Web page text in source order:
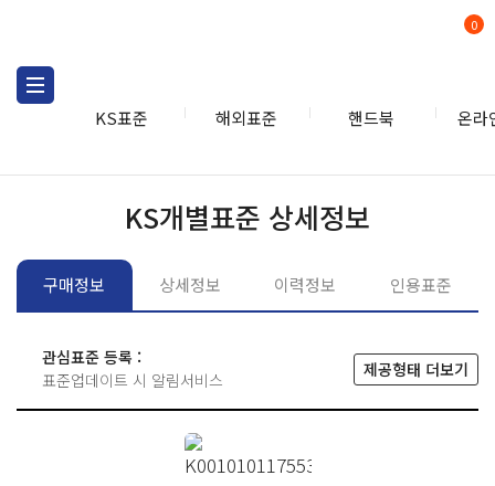
KS표준 해외표준 핸드북 온라
0
KS개별표준 상세정보
구매정보 상세정보 이력정보 인용표준
관심표준 등록 :
표준업데이트 시 알림서비스
제공형태 더보기